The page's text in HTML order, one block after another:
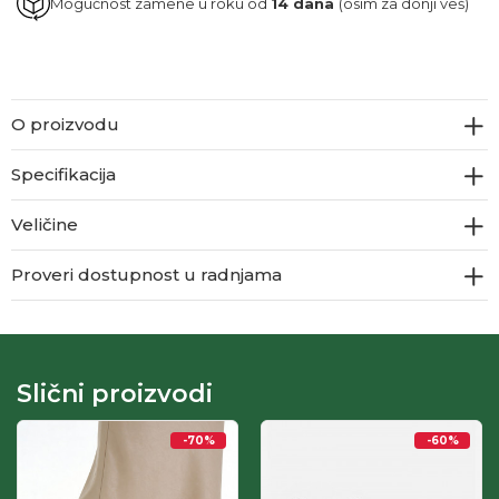
O proizvodu
Specifikacija
Veličine
Proveri dostupnost u radnjama
Slični proizvodi
-70% -60%